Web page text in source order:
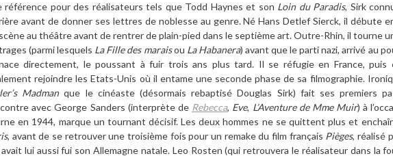
référence pour des réalisateurs tels que Todd Haynes et son Loin du Paradis, Sirk
ère avant de donner ses lettres de noblesse au genre. NéHans Detlef Sierck, il débute
ène au théâtre avant de rentrer de plain-pied dans le septième art. Outre-Rhin, il tourne
(parmi lesquels La Fille des maraisou La Habanera) avant que le parti nazi, arrivé au
directement, le poussant àfuir trois ans plus tard. Il se réfugie en France, puis
rejoindre les Etats-Unis où il entame une seconde phase de sa filmographie.
’s Madmanque le cinéaste (désormais rebaptisé Douglas Sirk) fait ses premiers
avec George Sanders (interprète de Rebecca, Eve, L’Aventure de Mme Muir) à l’
en 1944, marque un tournant décisif. Les deux hommes ne se quittent plus et enchaî
, avant de se retrouver une troisième fois pour un remake du film français Pièges, réalisé
lui aussi fui son Allemagne natale. Leo Rosten (qui retrouvera le réalisateur dans la